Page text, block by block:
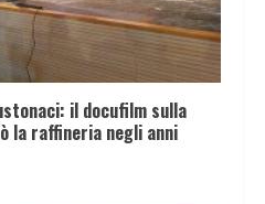
il docufilm sulla
la raffineria negli anni